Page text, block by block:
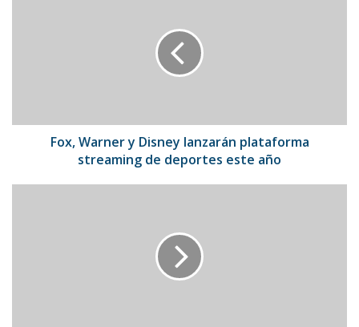
deportes
Fox, Warner y Disney lanzarán plataforma
streaming de deportes este año